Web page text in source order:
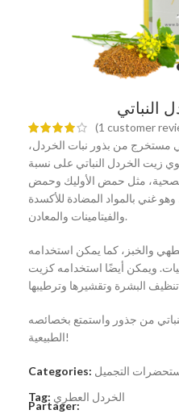
النباتي
(1 customer
مستخرج من بذور نبات الخردل،
زيت الخردل النباتي على نسبة
مثل حمض الأوليك وحمض
غني بالمواد المضادة للأكسدة
والفيتامينات والمعادن.
والخبز، كما يمكن استخدامه
ويمكن أيضًا استخدامه كزيت
من جذور واستمتع بخصائصه
الطبيعية!
Categories: التجميل
Tag: الخردل العطري
Partager: